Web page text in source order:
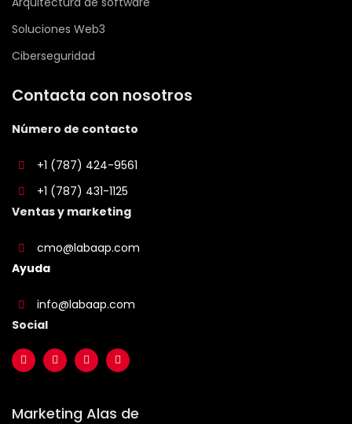
Soluciones Web3
Ciberseguridad
Contacta con nosotros
Número de contacto
+1 (787) 424-9561
+1 (787) 431-1125
Ventas y marketing
cmo@labaap.com
Ayuda
info@labaap.com
Social
Marketing Alas de